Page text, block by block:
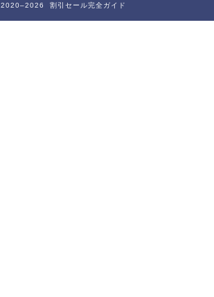
2020–2026 割引セール完全ガイド